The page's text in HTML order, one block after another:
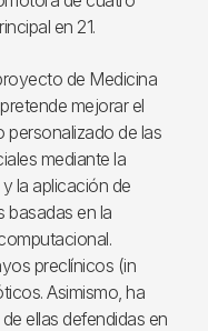
en 21.
de Medicina
mejorar el
personalizado de las
mediante la
la aplicación de
basadas en la
preclínicos (in
Asimismo, ha
ellas defendidas en